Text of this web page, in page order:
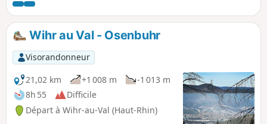
idéal pour une pause. Puis descente vers Mittlach par le
Sapin de Kolben et le vallon de la Kolbenfecht.
Wihr au Val - Osenbuhr
Visorandonneur
21,02 km
+1 008 m
-1 013 m
8h 55
Difficile
Départ à Wihr-au-Val (Haut-Rhin)